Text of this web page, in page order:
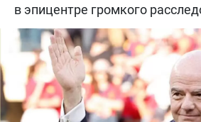
в эпицентре громкого